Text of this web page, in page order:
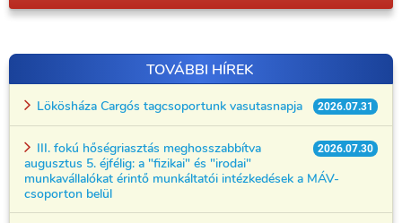
TOVÁBBI HÍREK
2026.07.31
Lökösháza Cargós tagcsoportunk vasutasnapja
2026.07.30
III. fokú hőségriasztás meghosszabbítva
augusztus 5. éjfélig: a "fizikai" és "irodai"
munkavállalókat érintő munkáltatói intézkedések a MÁV-
csoporton belül